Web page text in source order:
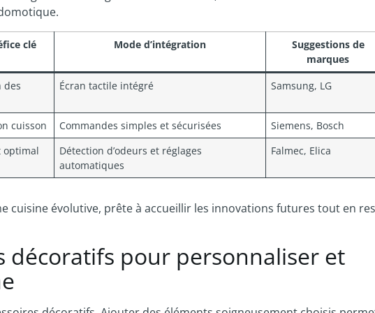
clé Mode d’intégration
Suggestions de
marques
des
Écran tactile intégré Samsung, LG
cuisson Commandes simples et sécurisées
Siemens, Bosch
optimal
Détection d’odeurs et réglages
automatiques
Falmec, Elica
cuisine évolutive, prête à accueillir les innovations futures tout en
décoratifs pour personnaliser et